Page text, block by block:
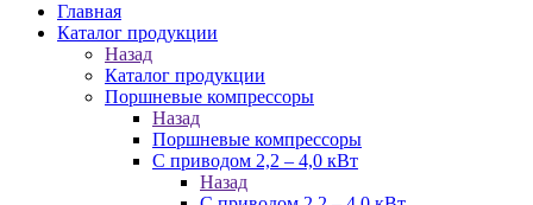
Главная
Каталог продукции
Назад
Каталог продукции
Поршневые компрессоры
Назад
Поршневые компрессоры
С приводом 2,2 – 4,0 кВт
Назад